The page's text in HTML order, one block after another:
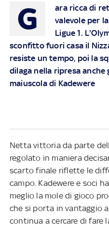
G
ara ricca di
valevole per
Ligue 1.
sconfitto fuori casa il
resiste un tempo, poi la
dilaga nella ripresa
maiuscola di Kadewere
Netta vittoria da parte
regolato in maniera
scarto finale riflette le
campo. Kadewere e soci
meglio la mole di gioco
che si porta in vantaggio
continua a cercare di fare